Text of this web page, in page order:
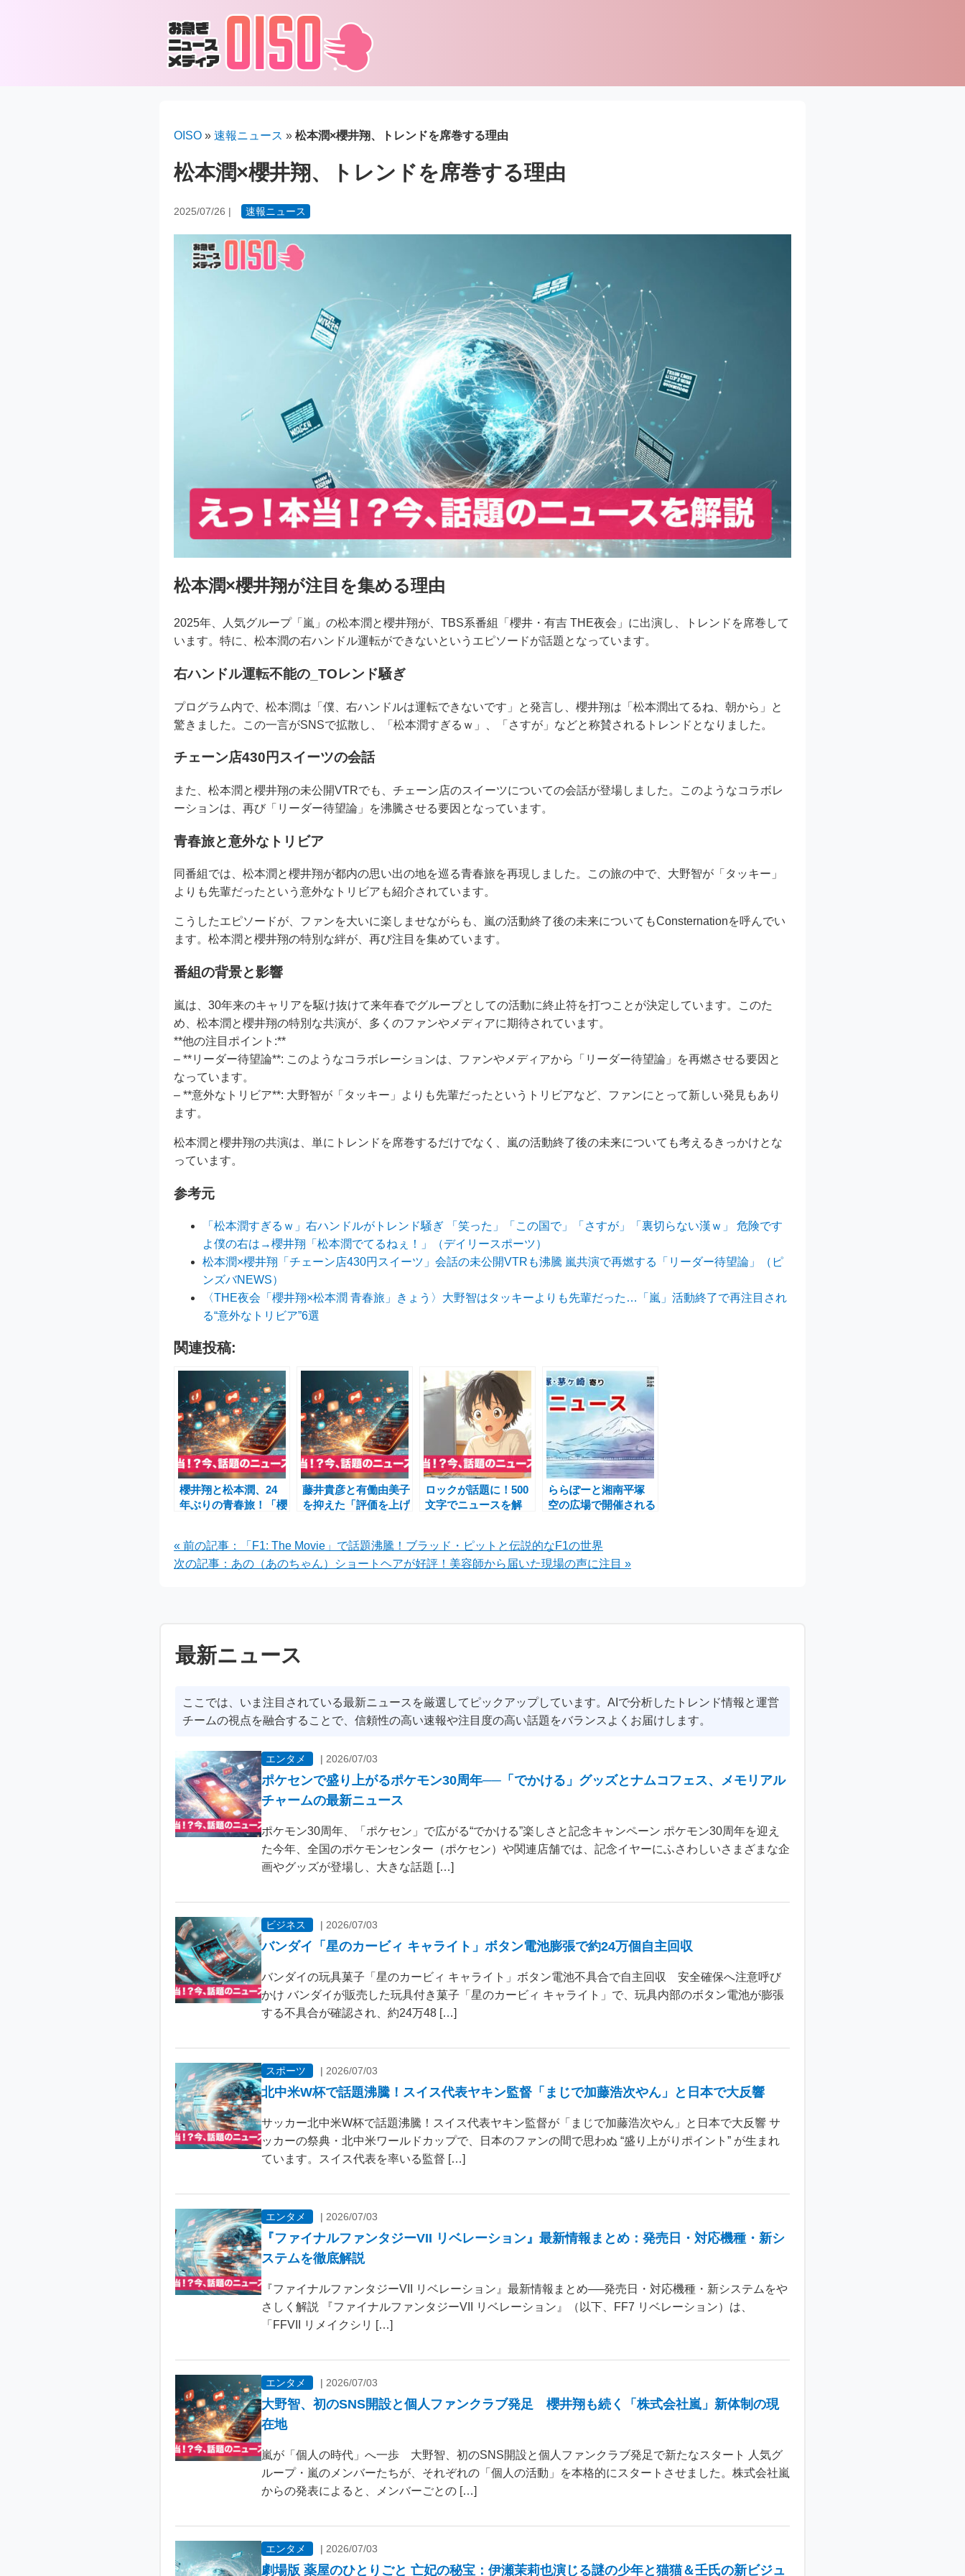
OISO » 速報ニュース » 松本潤×櫻井翔、トレンドを席巻する理由
松本潤×櫻井翔、トレンドを席巻する理由
2025/07/26 | 速報ニュース
松本潤×櫻井翔が注目を集める理由
2025年、人気グループ「嵐」の松本潤と櫻井翔が、TBS系番組「櫻井・有吉 THE夜会」に出演し、トレンドを席巻して
います。特に、松本潤の右ハンドル運転ができないというエピソードが話題となっています。
右ハンドル運転不能の_TOレンド騒ぎ
プログラム内で、松本潤は「僕、右ハンドルは運転できないです」と発言し、櫻井翔は「松本潤出てるね、朝から」と
驚きました。この一言がSNSで拡散し、「松本潤すぎるｗ」、「さすが」などと称賛されるトレンドとなりました。
チェーン店430円スイーツの会話
また、松本潤と櫻井翔の未公開VTRでも、チェーン店のスイーツについての会話が登場しました。このようなコラボレ
ーションは、再び「リーダー待望論」を沸騰させる要因となっています。
青春旅と意外なトリビア
同番組では、松本潤と櫻井翔が都内の思い出の地を巡る青春旅を再現しました。この旅の中で、大野智が「タッキー」
よりも先輩だったという意外なトリビアも紹介されています。
こうしたエピソードが、ファンを大いに楽しませながらも、嵐の活動終了後の未来についてもConsternationを呼んでい
ます。松本潤と櫻井翔の特別な絆が、再び注目を集めています。
番組の背景と影響
嵐は、30年来のキャリアを駆け抜けて来年春でグループとしての活動に終止符を打つことが決定しています。このた
め、松本潤と櫻井翔の特別な共演が、多くのファンやメディアに期待されています。
**他の注目ポイント:**
– **リーダー待望論**: このようなコラボレーションは、ファンやメディアから「リーダー待望論」を再燃させる要因と
なっています。
– **意外なトリビア**: 大野智が「タッキー」よりも先輩だったというトリビアなど、ファンにとって新しい発見もあり
ます。
松本潤と櫻井翔の共演は、単にトレンドを席巻するだけでなく、嵐の活動終了後の未来についても考えるきっかけとな
っています。
参考元
「松本潤すぎるｗ」右ハンドルがトレンド騒ぎ 「笑った」「この国で」「さすが」「裏切らない漢ｗ」 危険です
よ僕の右は→櫻井翔「松本潤でてるねぇ！」（デイリースポーツ）
松本潤×櫻井翔「チェーン店430円スイーツ」会話の未公開VTRも沸騰 嵐共演で再燃する「リーダー待望論」（ピ
ンズバNEWS）
〈THE夜会「櫻井翔×松本潤 青春旅」きょう〉大野智はタッキーよりも先輩だった…「嵐」活動終了で再注目され
る“意外なトリビア”6選
関連投稿:
櫻井翔と松本潤、24
年ぶりの青春旅！「櫻
期待高まる
藤井貴彦と有働由美子
を抑えた「評価を上げ
レビ東京の「家ついて
行って」
ロックが話題に！500
文字でニュースを解
ららぽーと湘南平塚
空の広場で開催される
« 前の記事：「F1: The Movie」で話題沸騰！ブラッド・ピットと伝説的なF1の世界
次の記事：あの（あのちゃん）ショートヘアが好評！美容師から届いた現場の声に注目 »
最新ニュース
ここでは、いま注目されている最新ニュースを厳選してピックアップしています。AIで分析したトレンド情報と運営
チームの視点を融合することで、信頼性の高い速報や注目度の高い話題をバランスよくお届けします。
エンタメ | 2026/07/03
ポケセンで盛り上がるポケモン30周年──「でかける」グッズとナムコフェス、メモリアル
チャームの最新ニュース
ポケモン30周年、「ポケセン」で広がる“でかける”楽しさと記念キャンペーン ポケモン30周年を迎え
た今年、全国のポケモンセンター（ポケセン）や関連店舗では、記念イヤーにふさわしいさまざまな企
画やグッズが登場し、大きな話題 […]
ビジネス | 2026/07/03
バンダイ「星のカービィ キャライト」ボタン電池膨張で約24万個自主回収
バンダイの玩具菓子「星のカービィ キャライト」ボタン電池不具合で自主回収 安全確保へ注意呼び
かけ バンダイが販売した玩具付き菓子「星のカービィ キャライト」で、玩具内部のボタン電池が膨張
する不具合が確認され、約24万48 […]
スポーツ | 2026/07/03
北中米W杯で話題沸騰！スイス代表ヤキン監督「まじで加藤浩次やん」と日本で大反響
サッカー北中米W杯で話題沸騰！スイス代表ヤキン監督が「まじで加藤浩次やん」と日本で大反響 サ
ッカーの祭典・北中米ワールドカップで、日本のファンの間で思わぬ “盛り上がりポイント” が生まれ
ています。スイス代表を率いる監督 […]
エンタメ | 2026/07/03
『ファイナルファンタジーVII リベレーション』最新情報まとめ：発売日・対応機種・新シ
ステムを徹底解説
『ファイナルファンタジーVII リベレーション』最新情報まとめ──発売日・対応機種・新システムをや
さしく解説 『ファイナルファンタジーVII リベレーション』（以下、FF7 リベレーション）は、
「FFVII リメイクシリ […]
エンタメ | 2026/07/03
大野智、初のSNS開設と個人ファンクラブ発足 櫻井翔も続く「株式会社嵐」新体制の現
在地
嵐が「個人の時代」へ一歩 大野智、初のSNS開設と個人ファンクラブ発足で新たなスタート 人気グ
ループ・嵐のメンバーたちが、それぞれの「個人の活動」を本格的にスタートさせました。株式会社嵐
からの発表によると、メンバーごとの […]
エンタメ | 2026/07/03
劇場版 薬屋のひとりごと 亡妃の秘宝：伊瀬茉莉也演じる謎の少年と猫猫＆壬氏の新ビジュ